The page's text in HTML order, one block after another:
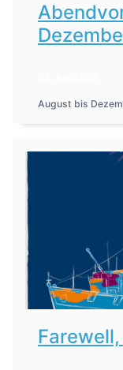
August bis
Farewell,